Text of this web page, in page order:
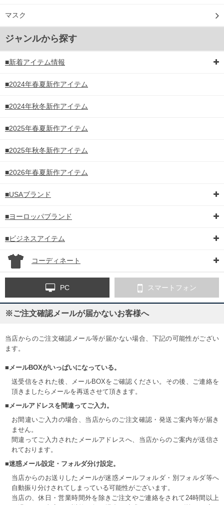
マスク
ジャンルから探す
■新着アイテム情報
■2024年春夏新作アイテム
■2024年秋冬新作アイテム
■2025年春夏新作アイテム
■2025年秋冬新作アイテム
■2026年春夏新作アイテム
■USAブランド
■ヨーロッパブランド
■ビジネスアイテム
コーディネート
PC スマートフォン
※ご注文確認メールが届かないお客様へ
当店からのご注文確認メール等が届かない場合、下記の可能性がござい
ます。
■メールBOXがいっぱいになっている。
送受信をされた後、メールBOXをご確認ください。その後、ご連絡を
頂きましたらメールを再送させて頂きます。
■メールアドレスを間違ってご入力。
お間違いご入力の場合、当店からのご注文確認・発送ご案内等が届き
ません。
間違ってご入力されたメールアドレスへ、当店からのご案内が送信さ
れております。
■迷惑メール設定・フォルダ分け設定。
当店からのお送りしたメールが迷惑メールフォルダ・別フォルダ等へ
自動振り分けされてしまっている可能性がございます。
当店の、休日・営業時間外を除きご注文やご連絡をされて24時間以上